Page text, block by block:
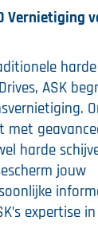
Vernietiging
ASK
met
harde
jouw
expertise in